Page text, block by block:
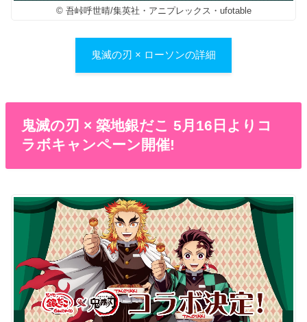
© 吾峠呼世晴/集英社・アニプレックス・ufotable
鬼滅の刃 × ローソンの詳細
鬼滅の刃 × 築地銀だこ 5月16日よりコ
ラボキャンペーン開催!